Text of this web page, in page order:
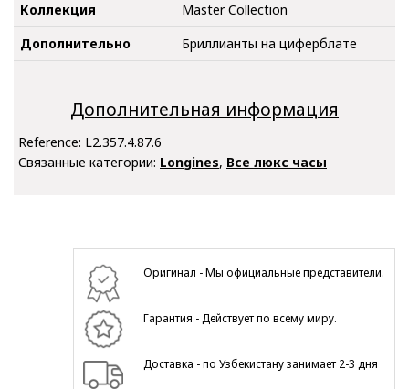
Коллекция
Master Collection
Дополнительно
Бриллианты на циферблате
Дополнительная информация
Reference: L2.357.4.87.6
Связанные категории: Longines, Все люкс часы
Оригинал - Мы официальные представители.
Гарантия - Действует по всему миру.
Доставка - по Узбекистану занимает 2-3 дня